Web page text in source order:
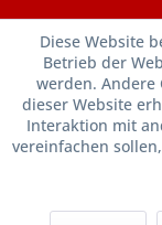
Diese Website
Betrieb der
werden. Andere
dieser Website
Interaktion mit
vereinfachen